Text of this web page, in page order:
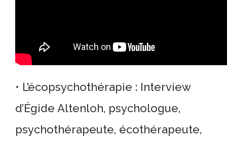
• L’écopsychothérapie : Interview
d’Égide Altenloh, psychologue,
psychothérapeute, écothérapeute,